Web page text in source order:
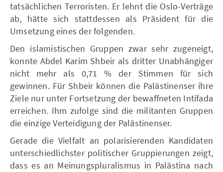
tatsächlichen Terroristen. Er lehnt die Oslo-Verträge
ab, hätte sich stattdessen als Präsident für die
Umsetzung eines der folgenden.
Den islamistischen Gruppen zwar sehr zugeneigt,
konnte Abdel Karim Shbeir als dritter Unabhängiger
nicht mehr als 0,71 % der Stimmen für sich
gewinnen. Für Shbeir können die Palästinenser ihre
Ziele nur unter Fortsetzung der bewaffneten Intifada
erreichen. Ihm zufolge sind die militanten Gruppen
die einzige Verteidigung der Palästinenser.
Gerade die Vielfalt an polarisierenden Kandidaten
unterschiedlichster politischer Gruppierungen zeigt,
dass es an Meinungspluralismus in Palästina nach